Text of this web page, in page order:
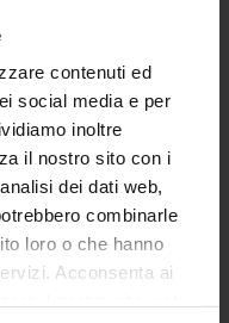
contenuti ed
social media e per
inoltre
il nostro sito con i
dei dati web,
combinarle
loro o che hanno
Acconsenta ai